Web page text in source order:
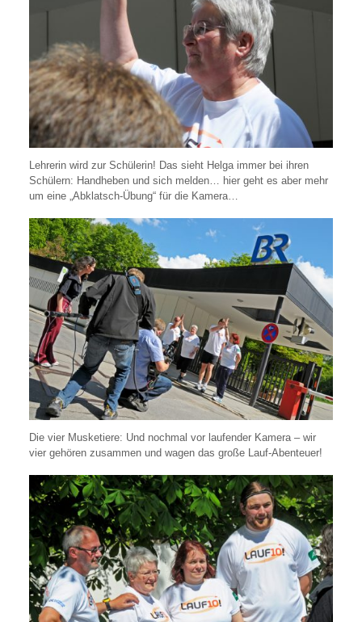
Lehrerin wird zur Schülerin! Das sieht Helga immer bei ihren
Schülern: Handheben und sich melden… hier geht es aber mehr
um eine „Abklatsch-Übung“ für die Kamera…
Die vier Musketiere: Und nochmal vor laufender Kamera – wir
vier gehören zusammen und wagen das große Lauf-Abenteuer!